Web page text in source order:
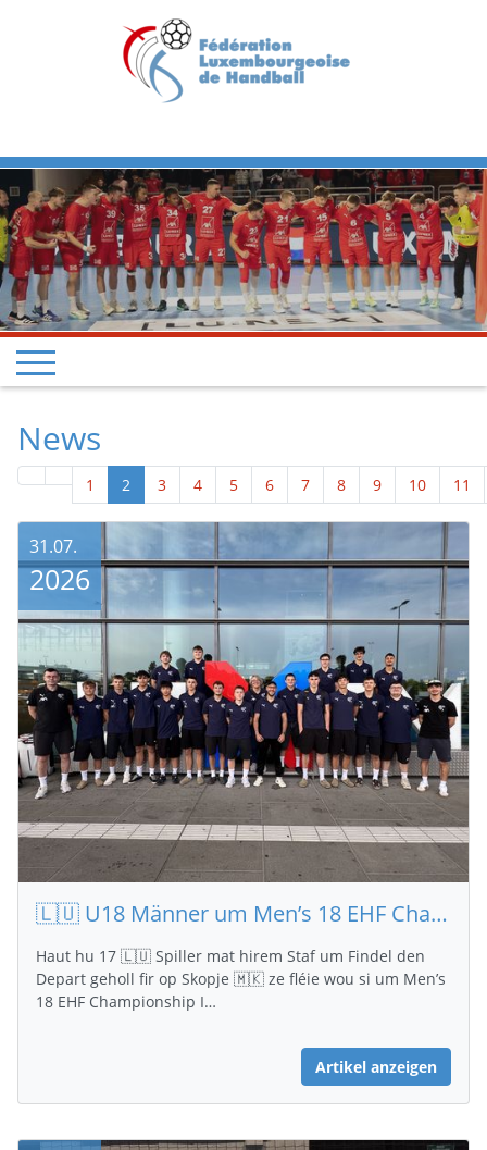
Previous Next
News
1 2 3 4 5 6 7 8 9 10 11
🇱🇺 U18 Männer um Men’s 18 EHF Championship I
Haut hu 17 🇱🇺 Spiller mat hirem Staf um Findel den
Depart geholl fir op Skopje 🇲🇰 ze fléie wou si um Men’s
18 EHF Championship I…
Artikel anzeigen
31.07.
2026